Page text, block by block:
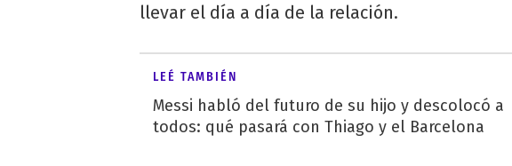
llevar el día a día de la relación.
LEÉ TAMBIÉN
Messi habló del futuro de su hijo y descolocó a
todos: qué pasará con Thiago y el Barcelona